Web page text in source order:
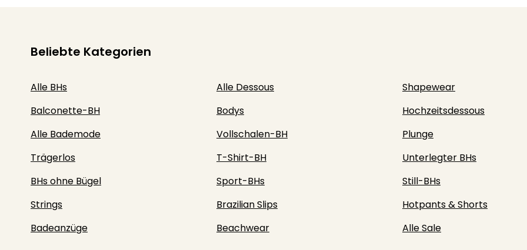
Beliebte Kategorien
Alle BHs Alle Dessous Shapewear
Balconette-BH
Bodys Hochzeitsdessous
Alle Bademode
Vollschalen-BH Plunge
Trägerlos
T-Shirt-BH Unterlegter BHs
BHs ohne Bügel
Sport-BHs Still-BHs
Strings
Brazilian Slips Hotpants & Shorts
Badeanzüge
Beachwear Alle Sale